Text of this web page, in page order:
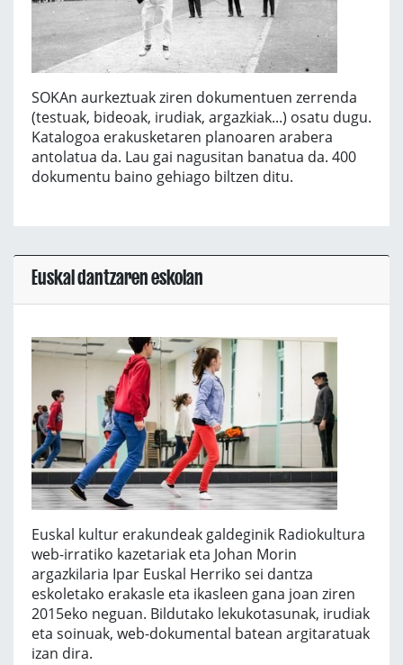
SOKAn aurkeztuak ziren dokumentuen zerrenda
(testuak, bideoak, irudiak, argazkiak...) osatu dugu.
Katalogoa erakusketaren planoaren arabera
antolatua da. Lau gai nagusitan banatua da. 400
dokumentu baino gehiago biltzen ditu.
Euskal dantzaren eskolan
Euskal kultur erakundeak galdeginik Radiokultura
web-irratiko kazetariak eta Johan Morin
argazkilaria Ipar Euskal Herriko sei dantza
eskoletako erakasle eta ikasleen gana joan ziren
2015eko neguan. Bildutako lekukotasunak, irudiak
eta soinuak, web-dokumental batean argitaratuak
izan dira.